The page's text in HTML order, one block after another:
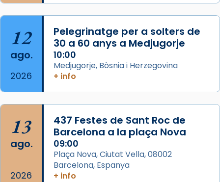
Mataró en reivindicarà les relíq
Foto
View on Facebook ·
12
ago.
2026
Pelegrinatge per a solters de
30 a 60 anys a Medjugorje
10:00
Medjugorje, Bòsnia i Herzegovina
+ info
13
ago.
2026
437 Festes de Sant Roc de
Barcelona a la plaça Nova
09:00
Plaça Nova, Ciutat Vella, 08002
Barcelona, Espanya
+ info